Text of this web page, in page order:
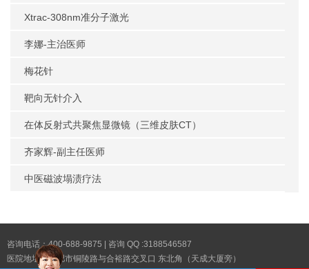
Xtrac-308nm准分子激光
李娜-主治医师
梅花针
靶向无针介入
在体反射式共聚焦显微镜（三维皮肤CT）
齐家辉-副主任医师
中医磁波塌渍疗法
咨询电话：400-688-9875 | 咨询 QQ :3188546587
医院地址：合肥市铜陵路与合裕路交叉口 东北角（天成大厦旁）